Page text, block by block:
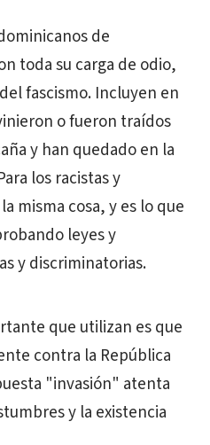
de
toda su carga de odio,
fascismo. Incluyen en
o fueron traídos
y han quedado en la
los racistas y
misma cosa, y es lo que
leyes y
y discriminatorias.
que utilizan es que
contra la República
"invasión" atenta
y la existencia